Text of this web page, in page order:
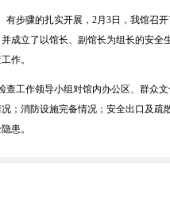
步骤的扎实开展，2月3日，我馆召
成立了以馆长、副馆长为组长的安
作。
工作领导小组对馆内办公区、群众
；消防设施完备情况；安全出口及
患。